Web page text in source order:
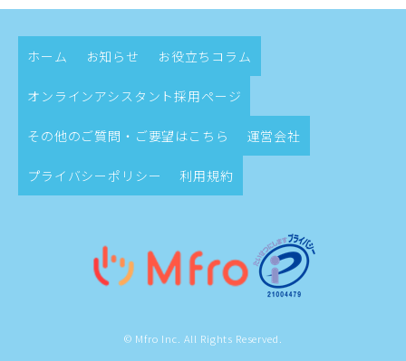
ホーム お知らせ お役立ちコラム
オンラインアシスタント採用ページ
その他のご質問・ご要望はこちら 運営会社
プライバシーポリシー 利用規約
© Mfro Inc. All Rights Reserved.